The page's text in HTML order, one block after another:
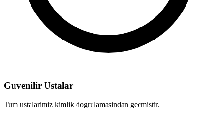
Guvenilir Ustalar
Tum ustalarimiz kimlik dogrulamasindan gecmistir.